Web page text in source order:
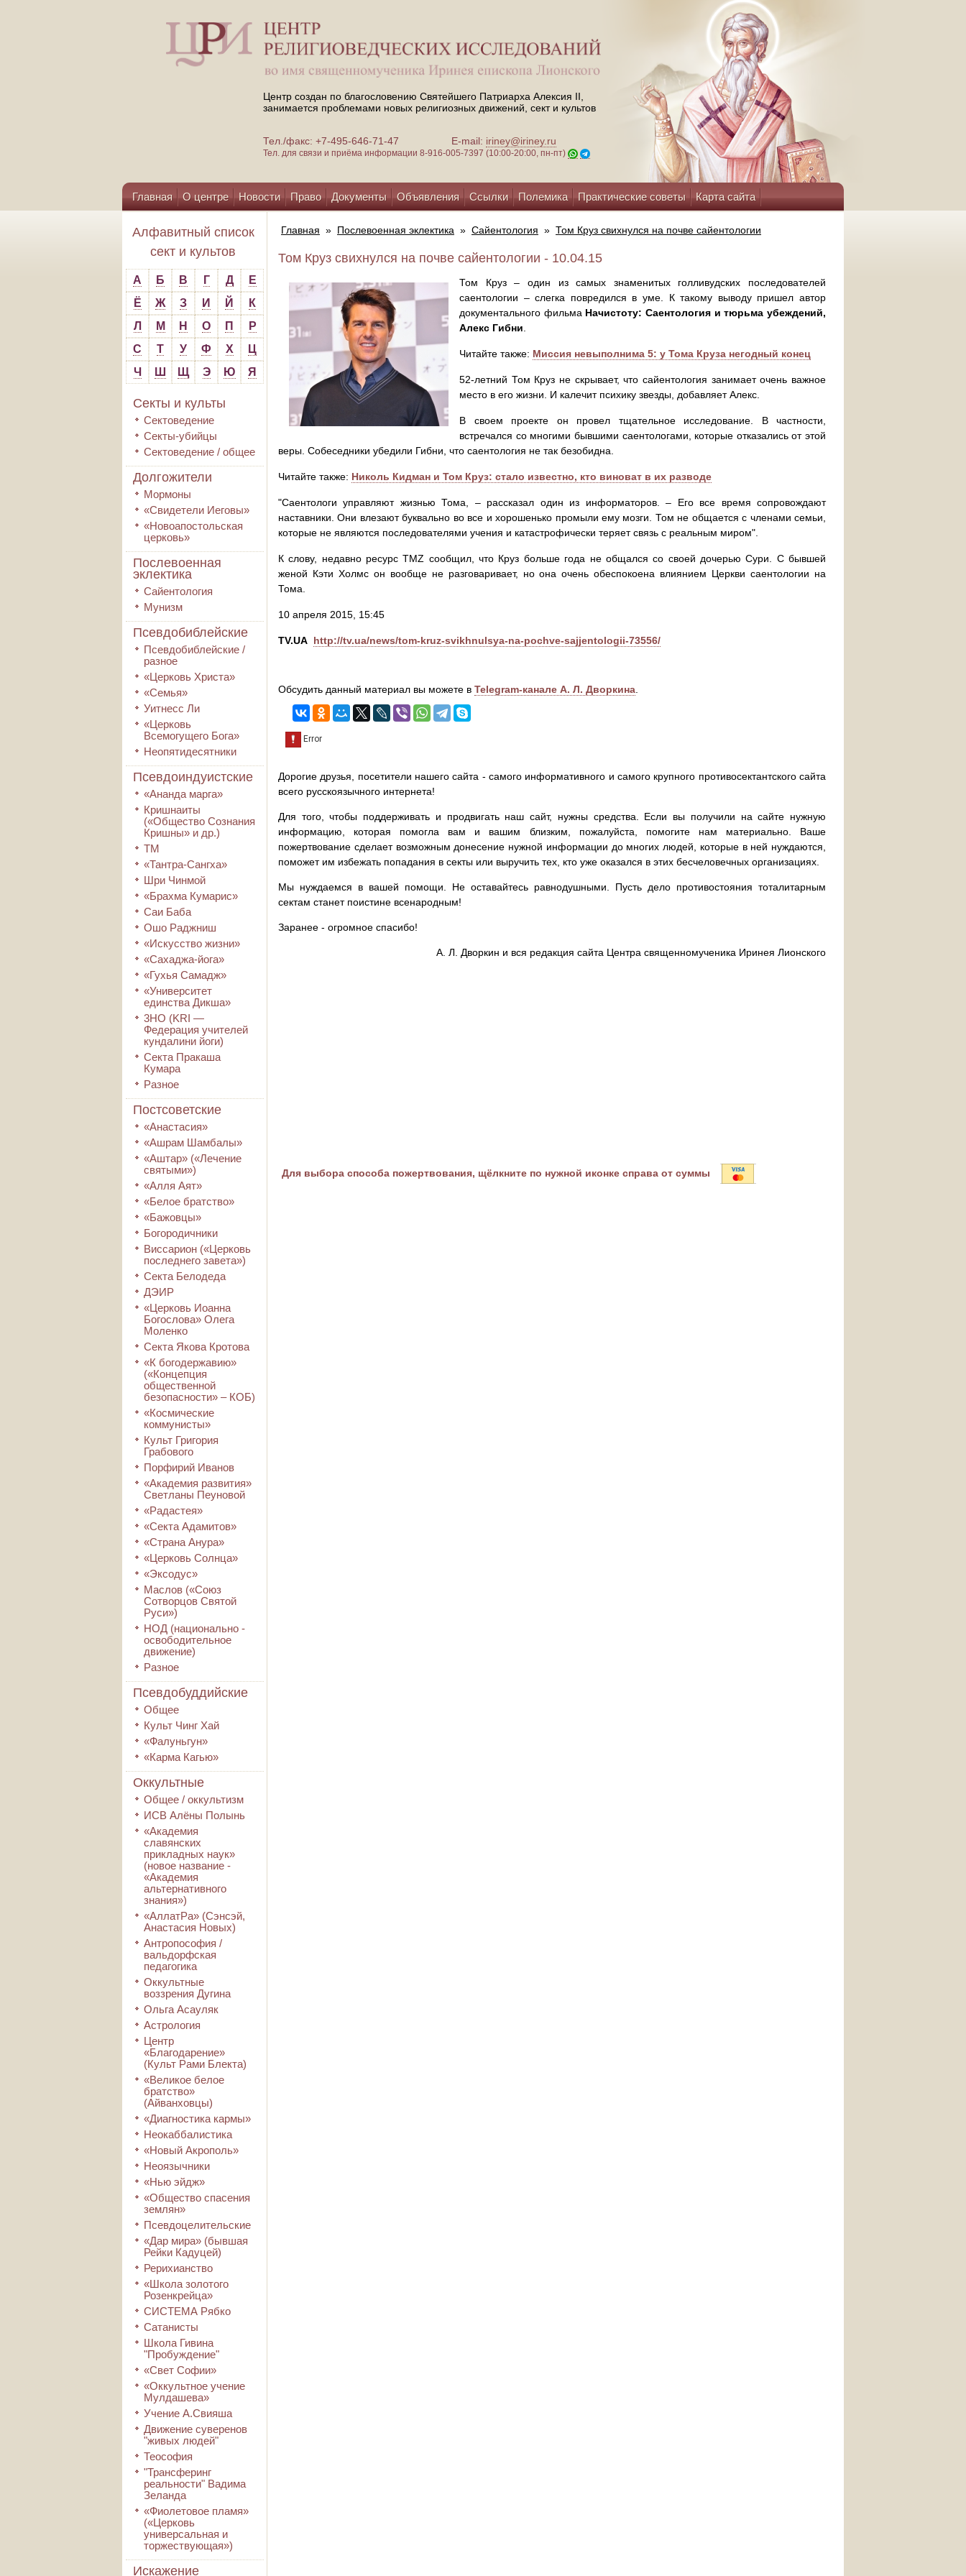
Центр создан по благословению Святейшего Патриарха Алексия II,
занимается проблемами новых религиозных движений, сект и культов
Тел./факс: +7-495-646-71-47 E-mail: iriney@iriney.ru
Тел. для связи и приёма информации 8-916-005-7397 (10:00-20:00, пн-пт)
Главная О центре Новости Право Документы Объявления Ссылки Полемика Практические советы Карта сайта
Помощь центру
Алфавитный список
сект и культов
А Б В Г Д
Е
Ё
Ж З И Й
К
Л
М Н О П
Р
С
Т У Ф Х
Ц
Ч
Ш Щ Э Ю Я
Секты и культы
Сектоведение
Секты-убийцы
Сектоведение / общее
Долгожители
Мормоны
«Свидетели Иеговы»
«Новоапостольская
церковь»
Послевоенная
эклектика
Сайентология
Мунизм
Псевдобиблейские
Псевдобиблейские /
разное
«Церковь Христа»
«Семья»
Уитнесс Ли
«Церковь
Всемогущего Бога»
Неопятидесятники
Псевдоиндуистские
«Ананда марга»
Кришнаиты
(«Общество Сознания
Кришны» и др.)
ТМ
«Тантра-Сангха»
Шри Чинмой
«Брахма Кумарис»
Саи Баба
Ошо Раджниш
«Искусство жизни»
«Сахаджа-йога»
«Гухья Самадж»
«Университет
единства Дикша»
3HO (KRI ―
Федерация учителей
кундалини йоги)
Секта Пракаша
Кумара
Разное
Постсоветские
«Анастасия»
«Ашрам Шамбалы»
«Аштар» («Лечение
святыми»)
«Алля Аят»
«Белое братство»
«Бажовцы»
Богородичники
Виссарион («Церковь
последнего завета»)
Секта Белодеда
ДЭИР
«Церковь Иоанна
Богослова» Олега
Моленко
Секта Якова Кротова
«К богодержавию»
(«Концепция
общественной
безопасности» – КОБ)
«Космические
коммунисты»
Культ Григория
Грабового
Порфирий Иванов
«Академия развития»
Светланы Пеуновой
«Радастея»
«Секта Адамитов»
«Страна Анура»
«Церковь Солнца»
«Эксодус»
Маслов («Союз
Сотворцов Святой
Руси»)
НОД (национально -
освободительное
движение)
Разное
Псевдобуддийские
Общее
Культ Чинг Хай
«Фалуньгун»
«Карма Кагью»
Оккультные
Общее / оккультизм
ИСВ Алёны Полынь
«Академия
славянских
прикладных наук»
(новое название -
«Академия
альтернативного
знания»)
«АллатРа» (Сэнсэй,
Анастасия Новых)
Антропософия /
вальдорфская
педагогика
Оккультные
воззрения Дугина
Ольга Асауляк
Астрология
Центр
«Благодарение»
(Культ Рами Блекта)
«Великое белое
братство»
(Айванховцы)
«Диагностика кармы»
Неокаббалистика
«Новый Акрополь»
Неоязычники
«Нью эйдж»
«Общество спасения
землян»
Псевдоцелительские
«Дар мира» (бывшая
Рейки Кадуцей)
Рерихианство
«Школа золотого
Розенкрейца»
СИСТЕМА Рябко
Сатанисты
Школа Гивина
"Пробуждение"
«Свет Софии»
«Оккультное учение
Мулдашева»
Учение А.Свияша
Движение суверенов
"живых людей"
Теософия
"Трансферинг
реальности" Вадима
Зеланда
«Фиолетовое пламя»
(«Церковь
универсальная и
торжествующая»)
Искажение
Главная » Послевоенная эклектика » Сайентология » Том Круз свихнулся на почве сайентологии
Том Круз свихнулся на почве сайентологии - 10.04.15
Том Круз – один из самых знаменитых голливудских последователей
саентологии – слегка повредился в уме. К такому выводу пришел автор
документального фильма Начистоту: Саентология и тюрьма убеждений,
Алекс Гибни
Читайте также: Миссия невыполнима 5: у Тома Круза негодный конец
52-летний Том Круз не скрывает, что сайентология занимает очень важное
место в его жизни. И калечит психику звезды, добавляет Алекс.
В своем проекте он провел тщательное исследование. В частности,
встречался со многими бывшими саентологами, которые отказались от этой
веры. Собеседники убедили Гибни, что саентология не так безобидна.
Читайте также: Николь Кидман и Том Круз: стало известно, кто виноват в их разводе
"Саентологи управляют жизнью Тома, – рассказал один из информаторов. – Его все время сопровождают
наставники. Они влезают буквально во все и хорошенько промыли ему мозги. Том не общается с членами семьи,
которые не являются последователями учения и катастрофически теряет связь с реальным миром".
К слову, недавно ресурс TMZ сообщил, что Круз больше года не общался со своей дочерью Сури. С бывшей
женой Кэти Холмс он вообще не разговаривает, но она очень обеспокоена влиянием Церкви саентологии на
Тома.
10 апреля 2015, 15:45
TV.UA http://tv.ua/news/tom-kruz-svikhnulsya-na-pochve-sajjentologii-73556/
Обсудить данный материал вы можете в Telegram-канале А. Л. Дворкина
Дорогие друзья, посетители нашего сайта - самого информативного и самого крупного противосектантского сайта
всего русскоязычного интернета!
Для того, чтобы поддерживать и продвигать наш сайт, нужны средства. Если вы получили на сайте нужную
информацию, которая помогла вам и вашим близким, пожалуйста, помогите нам материально. Ваше
пожертвование сделает возможным донесение нужной информации до многих людей, которые в ней нуждаются,
поможет им избежать попадания в секты или выручить тех, кто уже оказался в этих бесчеловечных организациях.
Мы нуждаемся в вашей помощи. Не оставайтесь равнодушными. Пусть дело противостояния тоталитарным
сектам станет поистине всенародным!
Заранее - огромное спасибо!
А. Л. Дворкин и вся редакция сайта Центра священномученика Иринея Лионского
Для выбора способа пожертвования, щёлкните по нужной иконке справа от суммы